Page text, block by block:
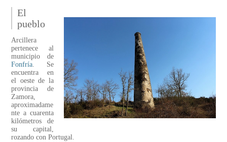
El
pueblo
Arcillera
pertenece al
municipio de
Fonfría. Se
encuentra en
el oeste de la
provincia de
Zamora,
aproximadame
nte a cuarenta
kilómetros de
su capital,
rozando con Portugal.